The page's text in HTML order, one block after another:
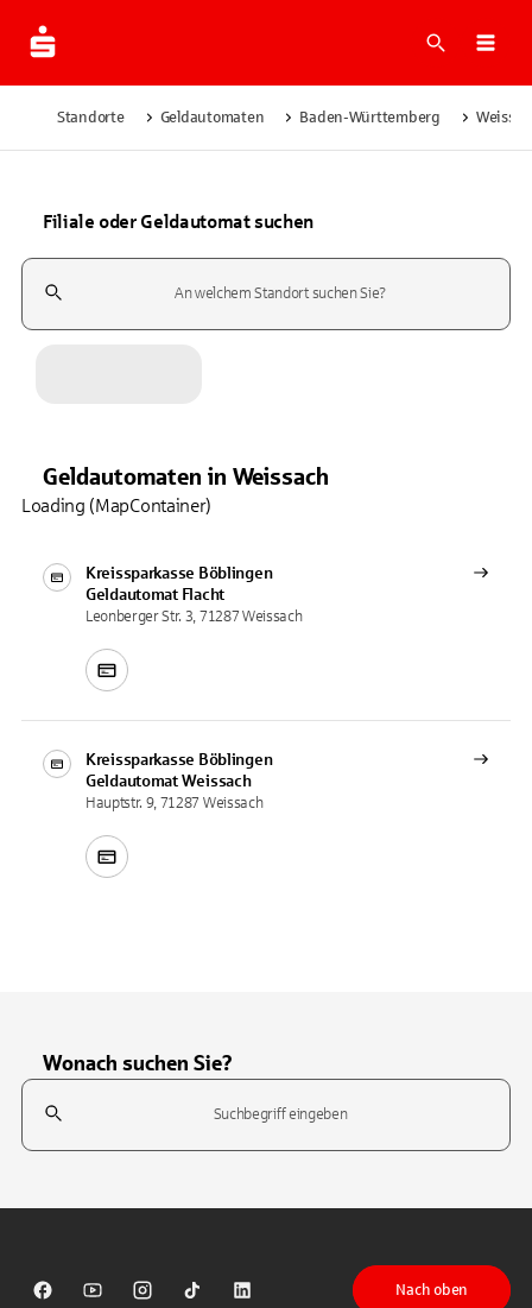
Suche
Standorte Geldautomaten Baden-Württemberg
Filiale oder Geldautomat suchen
Suchfeld
Geldautomaten in Weissach
Kreissparkasse Böblingen
Geldautomat Flacht
Leonberger Str. 3, 71287 Weissach
Kreissparkasse Böblingen
Geldautomat Weissach
Hauptstr. 9, 71287 Weissach
Loading (MapContainer)
Wonach suchen Sie?
Suchfeld
Sparkasse auf Facebook
Sparkasse auf Youtube
Sparkasse auf Instagram
Sparkasse auf TikTok
Sparkasse auf LinkedIn
Nach oben